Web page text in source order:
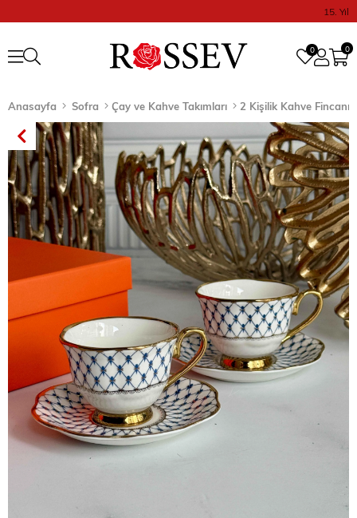
15. Yıl
0
0
Anasayfa Sofra Çay ve Kahve Takımları 2 Kişilik Kahve Fincanı